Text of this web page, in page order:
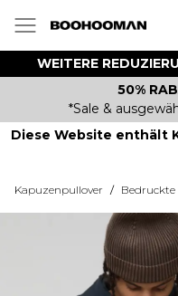
WEITERE
50%
*Sale &
Diese Website enthält
Kapuzenpullover /